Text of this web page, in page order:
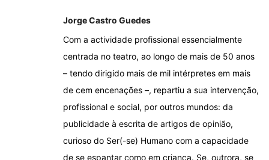
Jorge Castro Guedes
Com a actividade profissional essencialmente
centrada no teatro, ao longo de mais de 50 anos
– tendo dirigido mais de mil intérpretes em mais
de cem encenações –, repartiu a sua intervenção,
profissional e social, por outros mundos: da
publicidade à escrita de artigos de opinião,
curioso do Ser(-se) Humano com a capacidade
de se espantar como em criança. Se, outrora, se